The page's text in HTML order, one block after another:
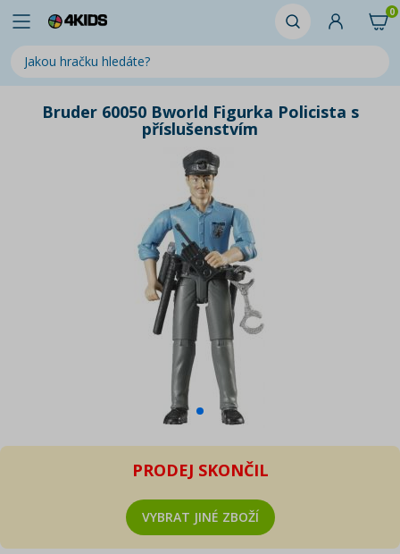
0
Bruder 60050 Bworld Figurka Policista s
příslušenstvím
PRODEJ SKONČIL
VYBRAT JINÉ ZBOŽÍ